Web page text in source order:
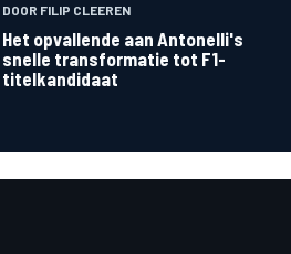
DOOR FILIP CLEEREN
Het opvallende aan Antonelli's
snelle transformatie tot F1-
titelkandidaat